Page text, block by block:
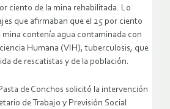
ciento de la mina rehabilitada. Lo
que afirmaban que el 25 por ciento
mina contenía agua contaminada con
Humana (VIH), tuberculosis, que
de rescatistas y de la población.
de Conchos solicitó la intervención
de Trabajo y Previsión Social